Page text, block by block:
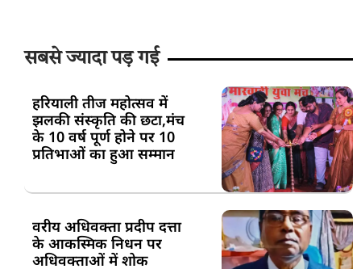
सबसे ज्यादा पड़ गई
हरियाली तीज महोत्सव में
झलकी संस्कृति की छटा,मंच
के 10 वर्ष पूर्ण होने पर 10
प्रतिभाओं का हुआ सम्मान
वरीय अधिवक्ता प्रदीप दत्ता
के आकस्मिक निधन पर
अधिवक्ताओं में शोक